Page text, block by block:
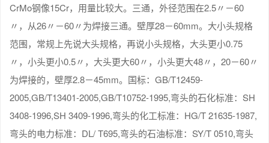
CrMo钢像15Cr，用量比较大。三通，外径范围在2.5〃－60
〃，从26〃－60〃为焊接三通。壁厚28－60mm。大小头规格
范围，常规上先说大头规格，再说小头规格，大头更小0.75
〃，小头更小0.5〃，大头更大60〃，小头更大48〃，20－60〃
为焊接的，壁厚2.8－45mm。国标：GB/T12459-
2005,GB/T13401-2005,GB/T10752-1995,弯头的石化标准：SH
3408-1996,SH 3409-1996,弯头的化工标准：HG/T 21635-1987,
弯头的电力标准：DL/ T695,弯头的石油标准：SY/T 0510,弯头